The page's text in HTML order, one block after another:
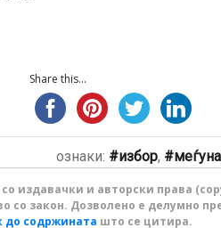
Share this...
ознаки: избор,
издавачки и авторски права
со закон. Дозволено е делумно
до содржината што се цитира.